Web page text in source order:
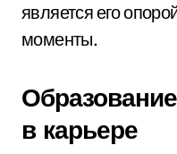
является его
моменты.
в карьере